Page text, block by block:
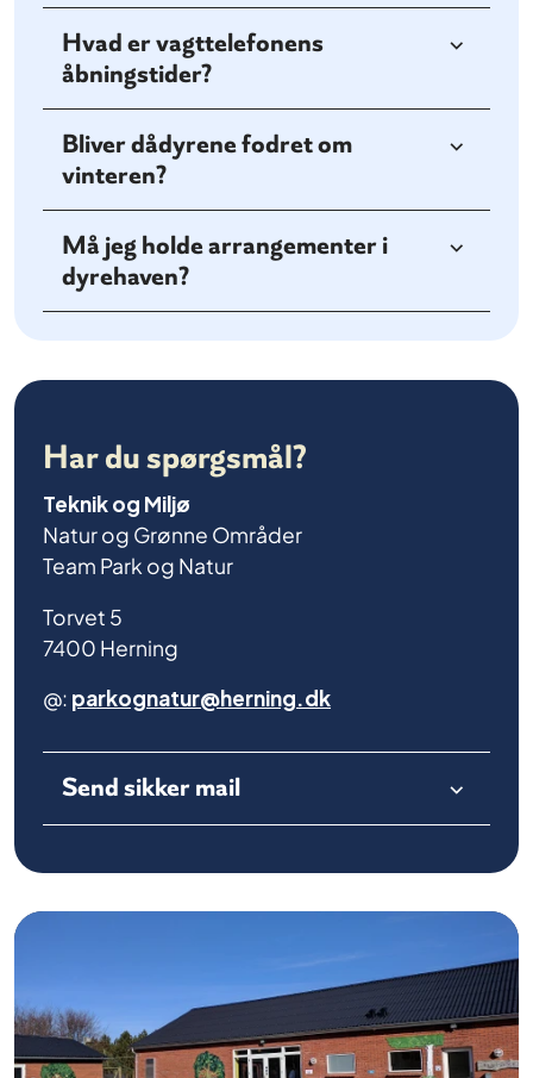
Hvad er vagttelefonens
åbningstider?
Bliver dådyrene fodret om
vinteren?
Må jeg holde arrangementer i
dyrehaven?
Har du spørgsmål?
Teknik og Miljø
Natur og Grønne Områder
Team Park og Natur
Torvet 5
7400 Herning
@:parkognatur@herning.dk
Send sikker mail